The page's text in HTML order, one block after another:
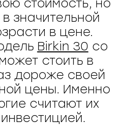
стоимость, но
значительной
в цене.
Birkin 30 со
стоить в
дороже своей
цены. Именно
считают их